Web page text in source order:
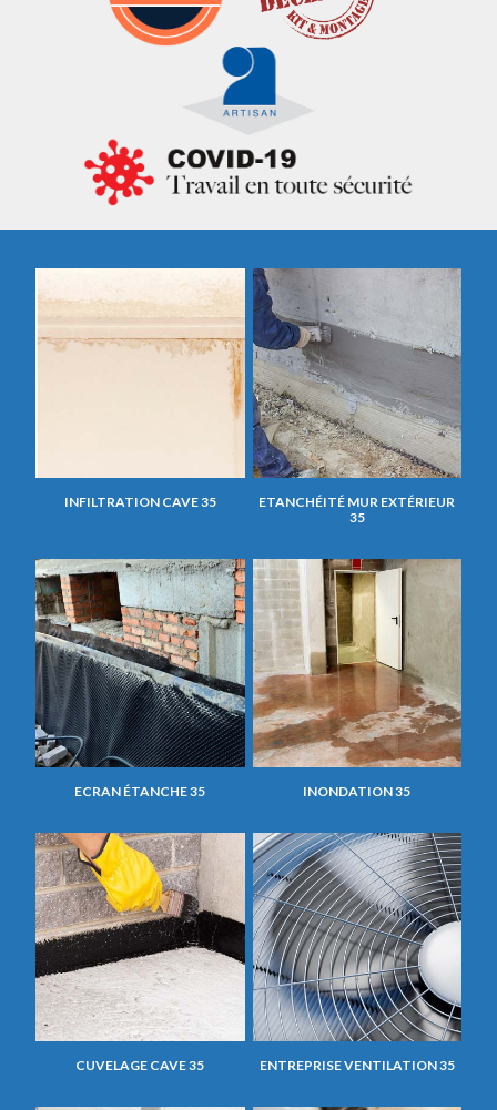
INFILTRATION CAVE 35
ETANCHÉITÉ MUR EXTÉRIEUR
35
ECRAN ÉTANCHE 35 INONDATION 35
CUVELAGE CAVE 35 ENTREPRISE VENTILATION 35